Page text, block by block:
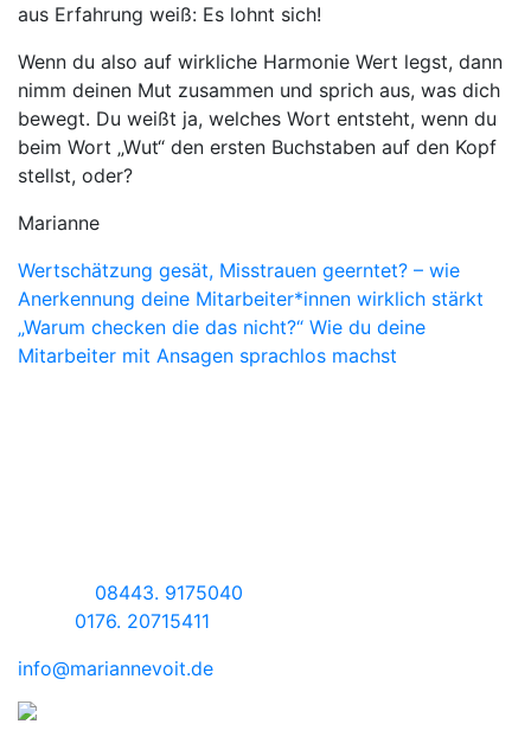
aus Erfahrung weiß: Es lohnt sich!
Wenn du also auf wirkliche Harmonie Wert legst, dann
nimm deinen Mut zusammen und sprich aus, was dich
bewegt. Du weißt ja, welches Wort entsteht, wenn du
beim Wort „Wut“ den ersten Buchstaben auf den Kopf
stellst, oder?
Marianne
Beitragsnavigation
Wertschätzung gesät, Misstrauen geerntet? – wie
Anerkennung deine Mitarbeiter*innen wirklich stärkt
„Warum checken die das nicht?“ Wie du deine
Mitarbeiter mit Ansagen sprachlos machst
08443. 9175040
0176. 20715411
info@mariannevoit.de